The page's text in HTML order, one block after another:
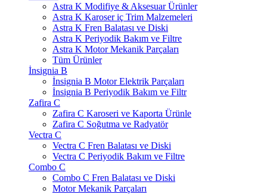
Astra K Modifiye & Aksesuar Ürünler
Astra K Karoser iç Trim Malzemeleri
Astra K Fren Balatası ve Diski
Astra K Periyodik Bakım ve Filtre
Astra K Motor Mekanik Parçaları
Tüm Ürünler
İnsignia B
İnsignia B Motor Elektrik Parçaları
İnsignia B Periyodik Bakım ve Filtr
Zafira C
Zafira C Karoseri ve Kaporta Ürünle
Zafira C Soğutma ve Radyatör
Vectra C
Vectra C Fren Balatası ve Diski
Vectra C Periyodik Bakım ve Filtre
Combo C
Combo C Fren Balatası ve Diski
Motor Mekanik Parçaları